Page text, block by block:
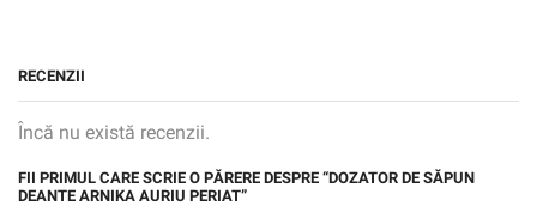
RECENZII
Încă nu există recenzii.
FII PRIMUL CARE SCRIE O PĂRERE DESPRE “DOZATOR DE SĂPUN
DEANTE ARNIKA AURIU PERIAT”